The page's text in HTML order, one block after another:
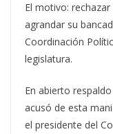
El motivo:
agrandar su
Coordinación
legislatura.
En abierto
acusó de esta
el presidente del